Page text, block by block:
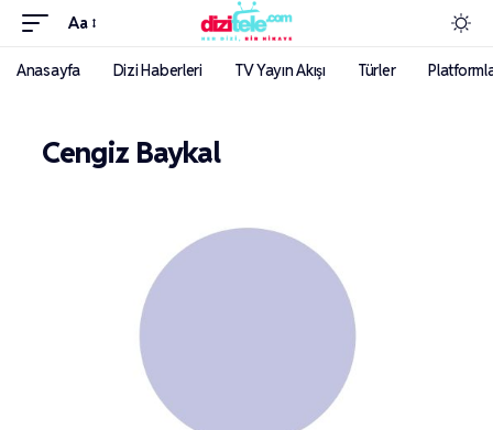
Aa
Anasayfa Dizi Haberleri TV Yayın Akışı Türler
Cengiz Baykal